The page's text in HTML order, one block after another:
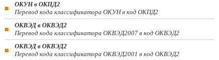
ОКУН в ОКПД2
Перевод кода классификатора ОКУН в код ОКПД2
ОКВЭД в ОКВЭД2
Перевод кода классификатора ОКВЭД2007 в код ОКВЭД2
ОКВЭД в ОКВЭД2
Перевод кода классификатора ОКВЭД2001 в код ОКВЭД2